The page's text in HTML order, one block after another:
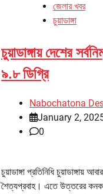
জেলার খবর
চুয়াডাঙ্গা
চুয়াডাঙ্গায় দেশের
৯.৮ ডিগ্রি
Nabochatona
January 2,
0
চুয়াডাঙ্গা প্রতিনিধি চুয়াডাঙ্গায়
শৈত্যপ্রবাহ। এতে উত্তরের